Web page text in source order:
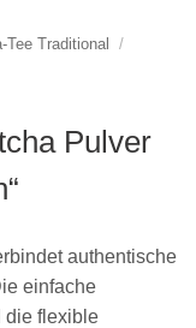
Tee Traditional
/
Pulver
authentische
einfache
die flexible